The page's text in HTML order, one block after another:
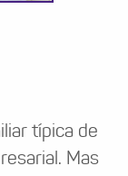
típica de
Mas